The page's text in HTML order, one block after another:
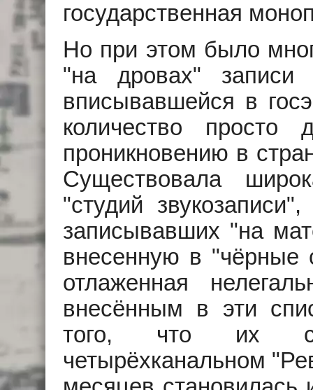
государственная
Но при этом было
"на дровах" записи
вписывавшейся в
количество просто
проникновению в
Существовала
"студий
записывавших "на
внесенную в "чёрные
отлаженная
внесённым в эти
того, что их
четырёхканальном